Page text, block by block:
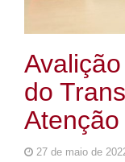
do
27 de maio de